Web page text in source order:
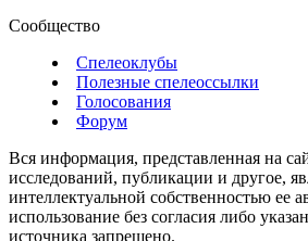
Сообщество
Спелеоклубы
Полезные спелеоссылки
Голосования
Форум
Вся информация, представленная на
исследований, публикации и другое,
интеллектуальной собственностью ее
использование без согласия либо
источника запрещено.